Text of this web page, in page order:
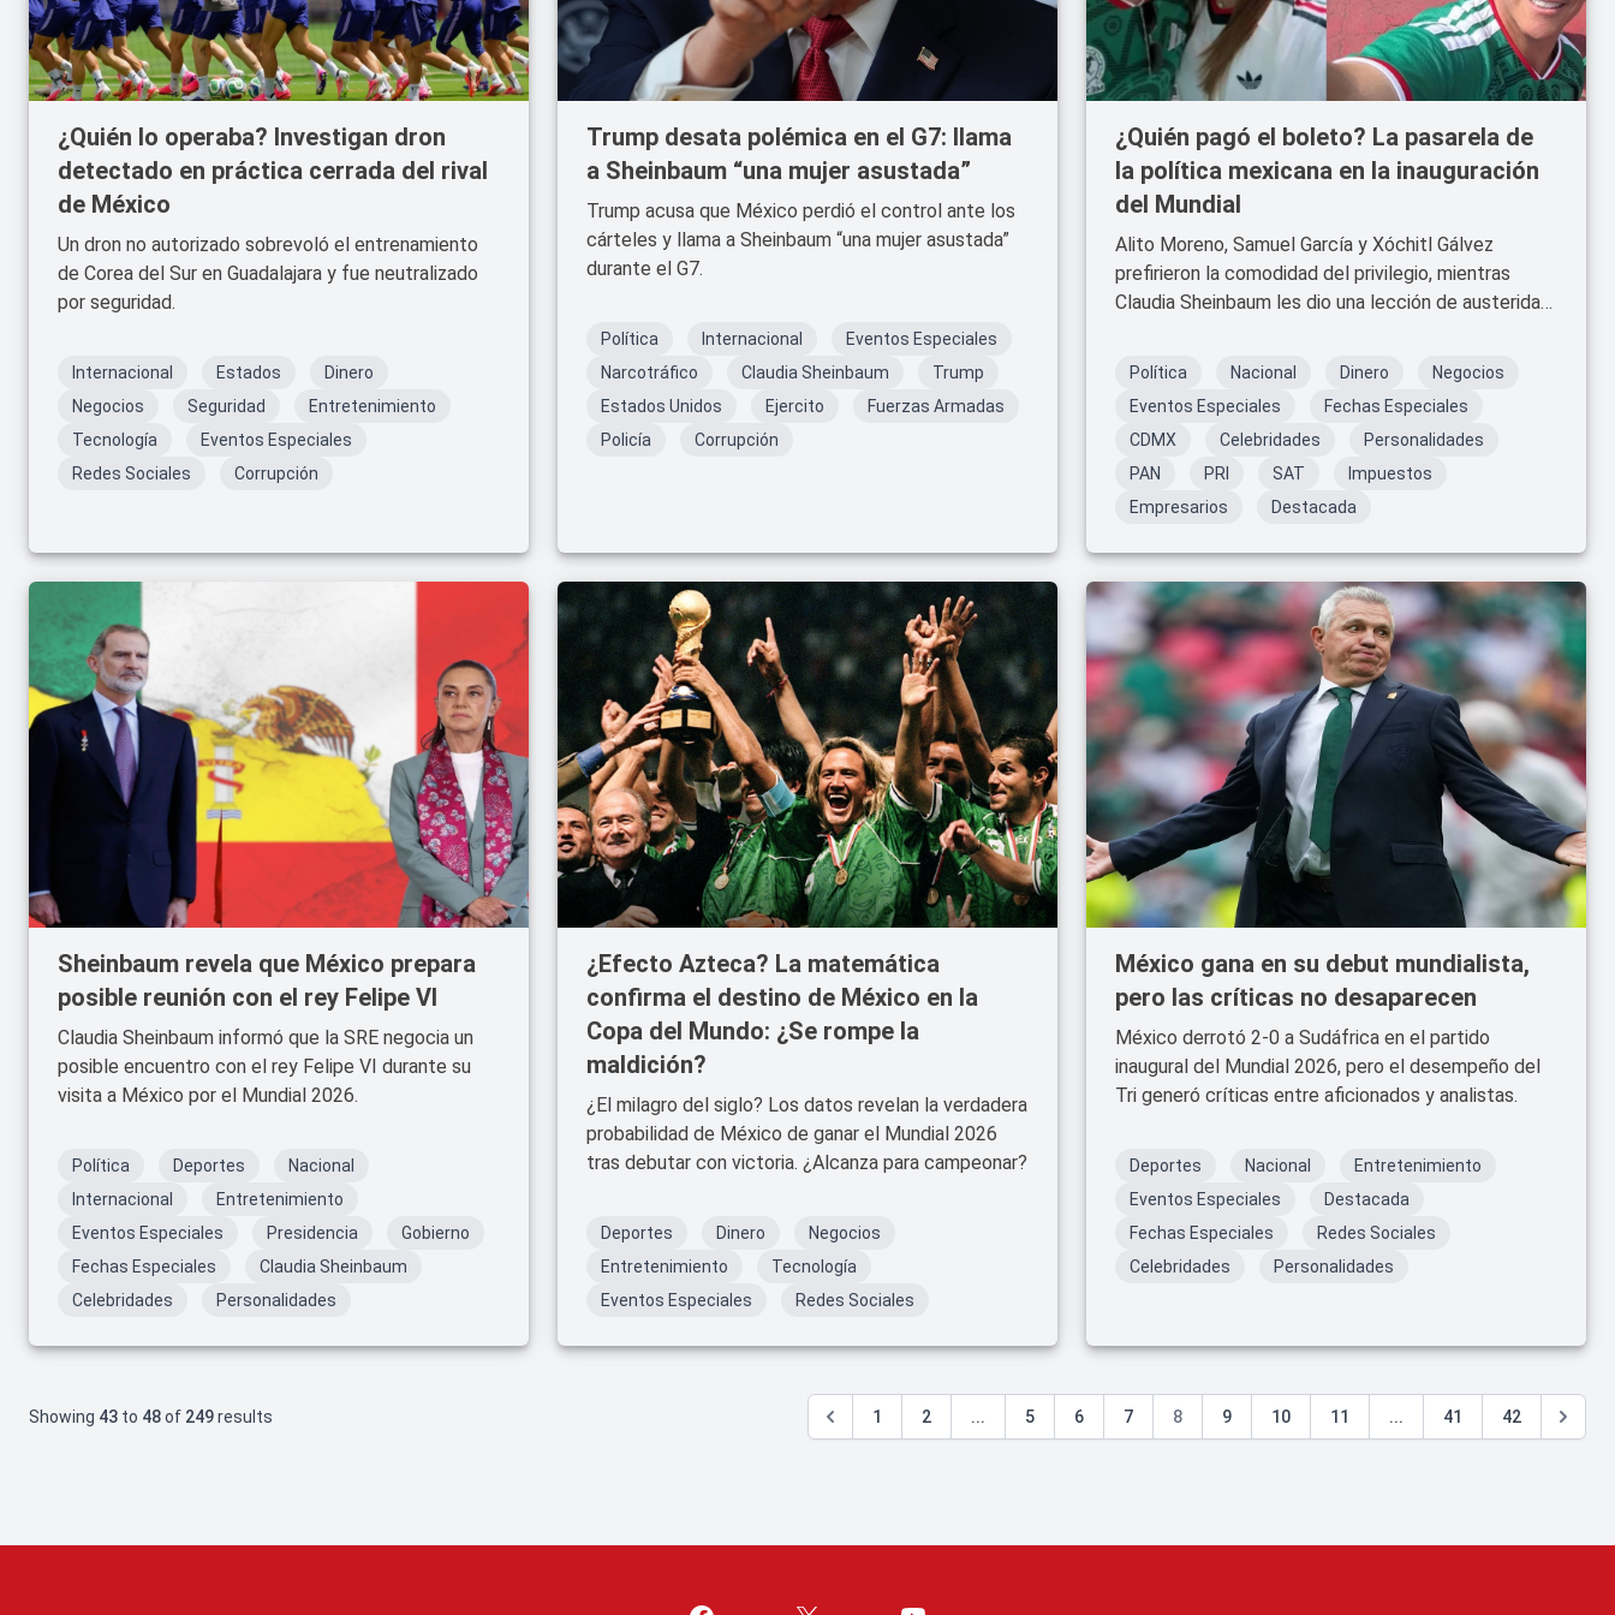
¿Quién lo operaba? Investigan dron
detectado en práctica cerrada del rival
de México
Un dron no autorizado sobrevoló el entrenamiento
de Corea del Sur en Guadalajara y fue neutralizado
por seguridad.
Internacional Estados
Dinero
Negocios
Seguridad
Entretenimiento
Tecnología
Eventos Especiales
Redes Sociales
Corrupción
Trump desata polémica en el G7: llama
a Sheinbaum “una mujer asustada”
Trump acusa que México perdió el control ante los
cárteles y llama a Sheinbaum “una mujer asustada”
durante el G7.
Política Internacional
Eventos Especiales
Narcotráfico
Claudia Sheinbaum
Trump
Estados Unidos
Ejercito
Fuerzas Armadas
Policía
Corrupción
¿Quién pagó el boleto? La pasarela de
la política mexicana en la inauguración
del Mundial
Alito Moreno, Samuel García y Xóchitl Gálvez
prefirieron la comodidad del privilegio, mientras
Claudia Sheinbaum les dio una lección de austeridad
Política Nacional Dinero
Negocios
Eventos Especiales
Fechas Especiales
CDMX
Celebridades
Personalidades
PAN
PRI SAT
Impuestos
Empresarios
Destacada
Sheinbaum revela que México prepara
posible reunión con el rey Felipe VI
Claudia Sheinbaum informó que la SRE negocia un
posible encuentro con el rey Felipe VI durante su
visita a México por el Mundial 2026.
Política Deportes
Nacional
Internacional
Entretenimiento
Eventos Especiales
Presidencia
Gobierno
Fechas Especiales
Claudia Sheinbaum
Celebridades
Personalidades
¿Efecto Azteca? La matemática
confirma el destino de México en la
Copa del Mundo: ¿Se rompe la
maldición?
¿El milagro del siglo? Los datos revelan la verdadera
probabilidad de México de ganar el Mundial 2026
tras debutar con victoria. ¿Alcanza para campeonar?
Deportes Dinero
Negocios
Entretenimiento
Tecnología
Eventos Especiales
Redes Sociales
México gana en su debut mundialista,
pero las críticas no desaparecen
México derrotó 2-0 a Sudáfrica en el partido
inaugural del Mundial 2026, pero el desempeño del
Tri generó críticas entre aficionados y analistas.
Deportes Nacional
Entretenimiento
Eventos Especiales
Destacada
Fechas Especiales
Redes Sociales
Celebridades
Personalidades
Showing 43 to 48of 249results 1 2 ... 5 6 7 8 9 10 11 ... 41 42